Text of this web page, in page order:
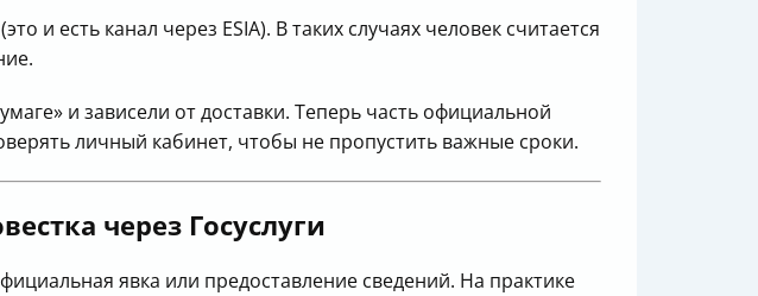
(это и есть канал через ESIA). В таких случаях человек считается
и зависели от доставки. Теперь часть официальной
личный кабинет, чтобы не пропустить важные сроки.
через Госуслуги
явка или предоставление сведений. На практике